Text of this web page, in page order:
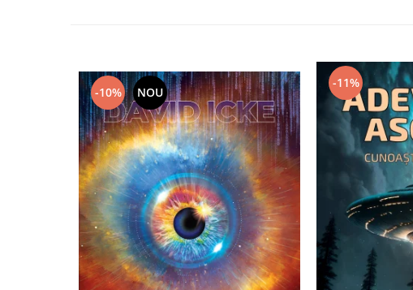
Spiritualitate şi ştiinţă
Fără categorie
-10% NOU
-11%